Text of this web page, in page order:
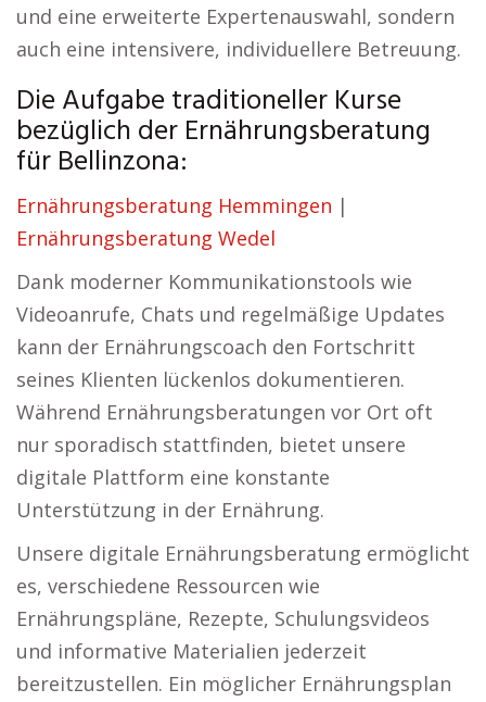
und eine erweiterte Expertenauswahl, sondern
auch eine intensivere, individuellere Betreuung.
Die Aufgabe traditioneller Kurse
bezüglich der Ernährungsberatung
für Bellinzona:
Ernährungsberatung Hemmingen |
Ernährungsberatung Wedel
Dank moderner Kommunikationstools wie
Videoanrufe, Chats und regelmäßige Updates
kann der Ernährungscoach den Fortschritt
seines Klienten lückenlos dokumentieren.
Während Ernährungsberatungen vor Ort oft
nur sporadisch stattfinden, bietet unsere
digitale Plattform eine konstante
Unterstützung in der Ernährung.
Unsere digitale Ernährungsberatung ermöglicht
es, verschiedene Ressourcen wie
Ernährungspläne, Rezepte, Schulungsvideos
und informative Materialien jederzeit
bereitzustellen. Ein möglicher Ernährungsplan